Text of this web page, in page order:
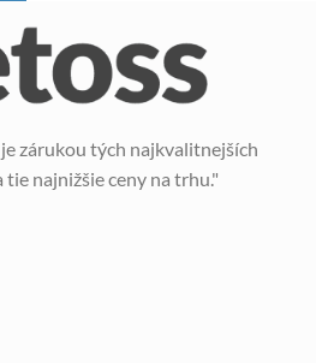
zárukou tých najkvalitnejších
najnižšie ceny na trhu."